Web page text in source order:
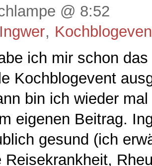
@ 8:52
Ingwer,
ich mir schon
Kochblogevent
bin ich wieder
eigenen Beitrag.
gesund (ich
Reisekrankheit,